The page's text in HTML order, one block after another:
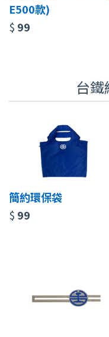
E500款)
$ 99
台
簡約環保袋
$ 99